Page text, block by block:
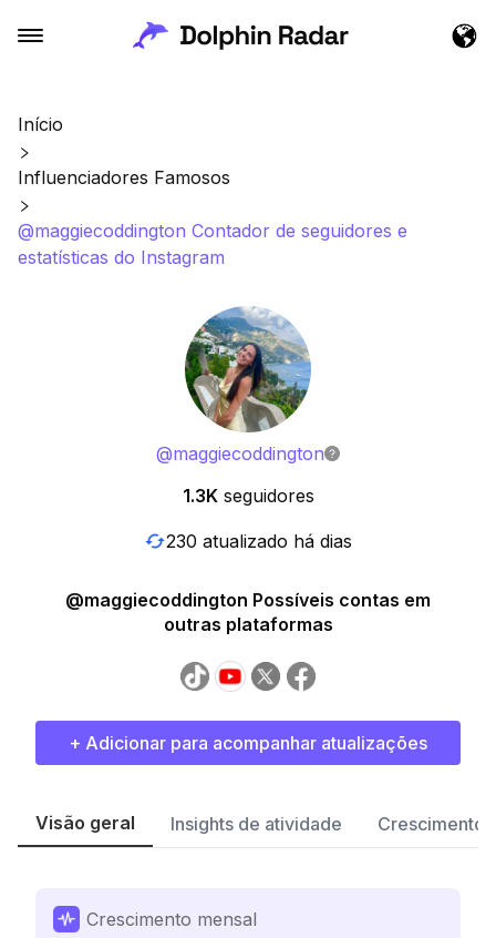
Início
Influenciadores Famosos
@maggiecoddington Contador de seguidores e
estatísticas do Instagram
@maggiecoddington
1.3K seguidores
230 atualizado há dias
@maggiecoddington Possíveis contas em
outras plataformas
+ Adicionar para acompanhar atualizações
Visão geral Insights de atividade Crescimento
Crescimento mensal